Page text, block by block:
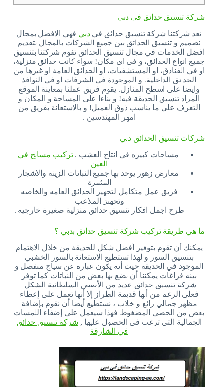
شركة تنسيق حدائق في دبي
تعد شركتنا شركة تنسيق حدائق في دبي فهي الافضل بمجال
تصميم و تنسيق الحدائق بين جميع الشركات بالمجال بتقديم
افضل الخدمات في مجال تنسيق الحدائق تقوم شركتنا بتنسيق
جميع انواع الحدائق، و فى اى مكان! سواء كانت حدائق منزلية،
او فى الفنادق، او المستشفيات، او الحدائق العامة او غيرها من
الحدائق الداخلية، و الموجودة فى الشرفات او فى النوافذ
وايضا على اسطح المنازل. يقوم فريق عملنا بمعاينة الموقع
المراد تنسيق الحديقة فيه! و بناءا على المساحة و المكان و
التعرف على ما يناسب ذوق العميل! و بالاستعانة بفريق من
امهر المهندسين .
شركات تنسيق الحدائق دبي
مساحات كبيره فى انتاج العشب . تركيب مسابح في
العين
معارض زهور يوجد بها جميع النباتات الزينه والاشجار
المثمرة
فريق عمل متكامل لتجهيز الحدائق العامه والخاصه
وتجهيز الملاعب
طرح اجمل افكار تنسيق حدائق منزلية صغيرة خارجيه .
ما هي طريقة تركيب شركة تنسيق حدائق بدبي ؟
يمكنك أن تقوم بتوفير أفضل شكل للحديقة من خلال الاهتمام
بتنسيق السور و لهذا تستطيع الاستعانة بالسور الخشبي
الموجود في الحديقة حيث أنه يكون عبارة عن سياج منفصل و
بينه فراغات يمكننا أن نضع بها بعض من النباتات كما توفر
شركة تنسيق حدائق عديد من الأصص السلطانية الشكل
فعلى الرغم من أنها قديمة الطراز إلا أنها تعمل على إعطاء
مظهر جمالي رائع و خلاب ، نستطيع أيضا أن نقوم بإضافة
بعض من الحصى المضغوط فهذا سيعمل على إضفاء اللمسات
الجمالية التي ترغب في الحصول عليها , شركة تنسيق حدائق
في الشارقة